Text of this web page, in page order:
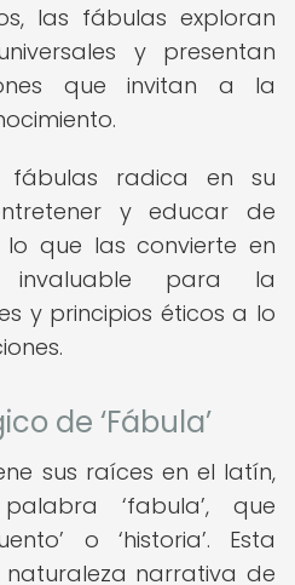
las fábulas exploran
y presentan
que invitan a la
radica en su
y educar de
lo que las convierte en
invaluable para la
y principios éticos a lo
de ‘Fábula’
sus raíces en el latín,
‘fabula’, que
o ‘historia’. Esta
narrativa de